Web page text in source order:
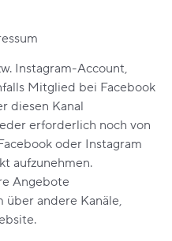
Instagram-Account,
Mitglied bei Facebook
diesen Kanal
erforderlich noch von
oder Instagram
aufzunehmen.
Angebote
über andere Kanäle,